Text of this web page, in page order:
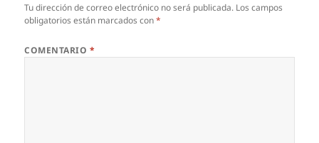
Tu dirección de correo electrónico no será publicada. Los campos
obligatorios están marcados con*
COMENTARIO *